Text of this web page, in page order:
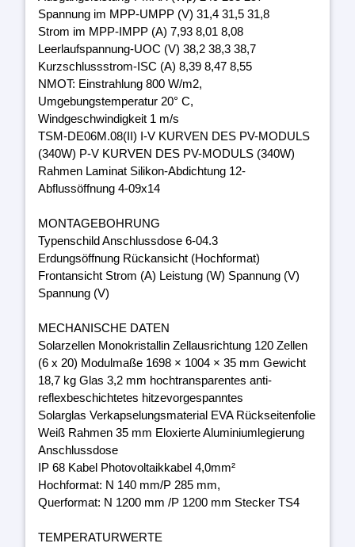
Spannung im MPP-UMPP (V) 31,4 31,5 31,8
Strom im MPP-IMPP (A) 7,93 8,01 8,08
Leerlaufspannung-UOC (V) 38,2 38,3 38,7
Kurzschlussstrom-ISC (A) 8,39 8,47 8,55
NMOT: Einstrahlung 800 W/m2,
Umgebungstemperatur 20° C,
Windgeschwindigkeit 1 m/s
TSM-DE06M.08(II) I-V KURVEN DES PV-MODULS
(340W) P-V KURVEN DES PV-MODULS (340W)
Rahmen Laminat Silikon-Abdichtung 12-
Abflussöffnung 4-09x14
MONTAGEBOHRUNG
Typenschild Anschlussdose 6-04.3
Erdungsöffnung Rückansicht (Hochformat)
Frontansicht Strom (A) Leistung (W) Spannung (V)
Spannung (V)
MECHANISCHE DATEN
Solarzellen Monokristallin Zellausrichtung 120 Zellen
(6 x 20) Modulmaße 1698 × 1004 × 35 mm Gewicht
18,7 kg Glas 3,2 mm hochtransparentes anti-
reflexbeschichtetes hitzevorgespanntes
Solarglas Verkapselungsmaterial EVA Rückseitenfolie
Weiß Rahmen 35 mm Eloxierte Aluminiumlegierung
Anschlussdose
IP 68 Kabel Photovoltaikkabel 4,0mm²
Hochformat: N 140 mm/P 285 mm,
Querformat: N 1200 mm /P 1200 mm Stecker TS4
TEMPERATURWERTE